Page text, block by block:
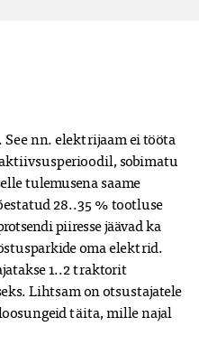
nn. elektrijaam ei tööta
sobimatu
tulemusena saame
28..35 % tootluse
piiresse jäävad ka
oma elektrid.
1..2 traktorit
Lihtsam on otsustajatele
täita, mille najal